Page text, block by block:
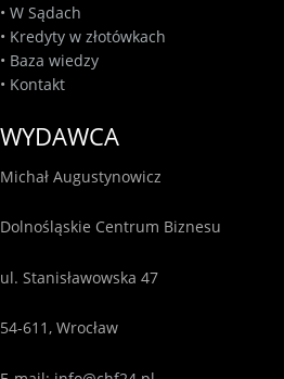
• W Sądach
• Kredyty w złotówkach
• Baza wiedzy
• Kontakt
WYDAWCA
Michał Augustynowicz
Dolnośląskie Centrum Biznesu
ul. Stanisławowska 47
54-611, Wrocław